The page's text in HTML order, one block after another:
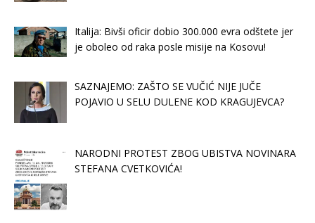
Italija: Bivši oficir dobio 300.000 evra odštete jer
je oboleo od raka posle misije na Kosovu!
SAZNAJEMO: ZAŠTO SE VUČIĆ NIJE JUČE
POJAVIO U SELU DULENE KOD KRAGUJEVCA?
NARODNI PROTEST ZBOG UBISTVA NOVINARA
STEFANA CVETKOVIĆA!